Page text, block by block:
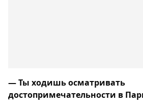
— Ты ходишь осматривать
достопримечательности в